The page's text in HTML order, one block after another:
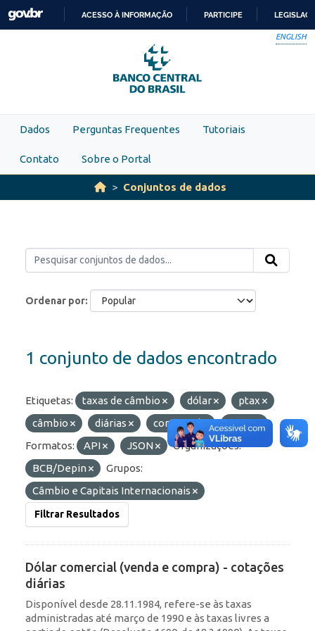
Skip to main content
PARA
O
CONTEÚDO
ACESSO À INFORMAÇÃO PARTICIPE
ENGLISH
Dados Perguntas Frequentes Tutoriais
Contato Sobre o Portal
Conjuntos de dados
Ordenar por
1 conjunto de dados encontrado
Etiquetas: taxas de câmbio dólar
ptax
câmbio
diárias comercial
taxas
Formatos:
API JSON
Organizações:
BCB/Depin
Grupos:
Câmbio e Capitais Internacionais
Filtrar Resultados
Dólar comercial (venda e compra) - cotações
diárias
Disponível desde 28.11.1984, refere-se às taxas
administradas até março de 1990 e às taxas livres a